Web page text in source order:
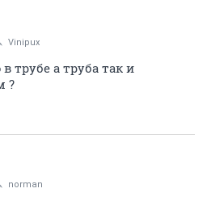
Vinipux
трубе а труба так и
?
norman